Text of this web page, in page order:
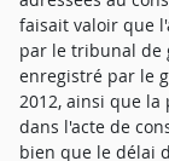
faisait valoir que
par le tribunal de
enregistré par le
2012, ainsi que
dans l'acte de
bien que le délai